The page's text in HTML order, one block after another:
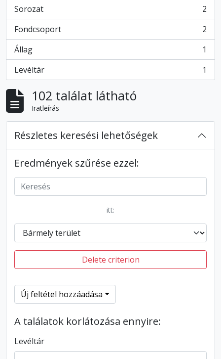
Sorozat
, 2 eredmények
2
Fondcsoport
, 2 eredmények
2
Állag
, 1 eredmények
1
Levéltár
, 1 eredmények 1
102 találat látható
Iratleírás
Részletes keresési lehetőségek
Eredmények szűrése ezzel:
itt:
Delete criterion
Új feltétel hozzáadása
A találatok korlátozása ennyire:
Levéltár